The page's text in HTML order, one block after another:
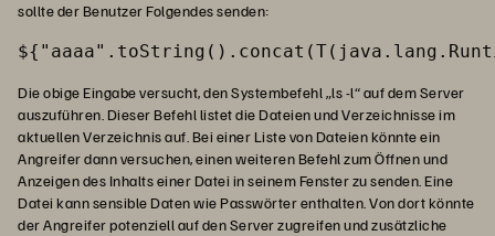
sollte der Benutzer Folgendes senden:
Die obige Eingabe versucht, den Systembefehl „ls -l“ auf dem Server
auszuführen. Dieser Befehl listet die Dateien und Verzeichnisse im
aktuellen Verzeichnis auf. Bei einer Liste von Dateien könnte ein
Angreifer dann versuchen, einen weiteren Befehl zum Öffnen und
Anzeigen des Inhalts einer Datei in seinem Fenster zu senden. Eine
Datei kann sensible Daten wie Passwörter enthalten. Von dort könnte
der Angreifer potenziell auf den Server zugreifen und zusätzliche